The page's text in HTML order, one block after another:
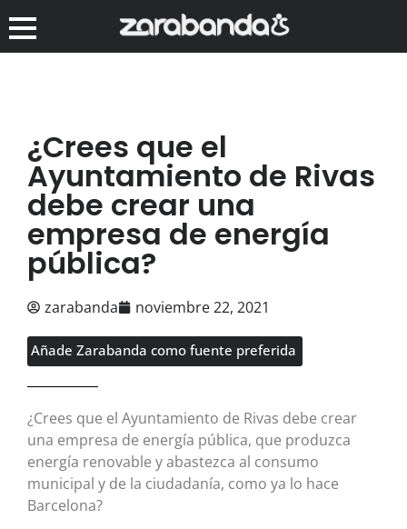
¿Crees que el
Ayuntamiento de Rivas
debe crear una
empresa de energía
pública?
zarabanda noviembre 22, 2021
Añade Zarabanda como fuente preferida
¿Crees que el Ayuntamiento de Rivas debe crear
una empresa de energía pública, que produzca
energía renovable y abastezca al consumo
municipal y de la ciudadanía, como ya lo hace
Barcelona?